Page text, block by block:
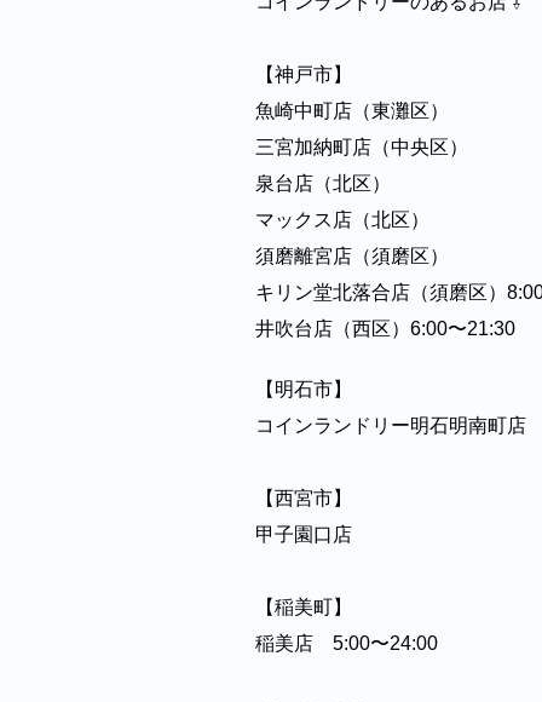
【神戸市】⁡⁡⁡⁡⁡
魚崎中町店（東灘区）⁡⁡⁡⁡⁡
三宮加納町店（中央区）⁡⁡⁡⁡⁡
泉台店（北区）⁡⁡⁡⁡⁡
マックス店（北区）⁡⁡⁡⁡⁡
須磨離宮店（須磨区）
キリン堂北落合店（須磨区）
井吹台店（西区）6:00〜21:30⁡⁡⁡⁡⁡
【明石市】
コインランドリー明石明南町店
【西宮市】⁡⁡⁡⁡⁡
甲子園口店⁡⁡⁡⁡⁡
【稲美町】⁡⁡⁡⁡⁡
稲美店 5:00〜24:00⁡⁡⁡⁡⁡